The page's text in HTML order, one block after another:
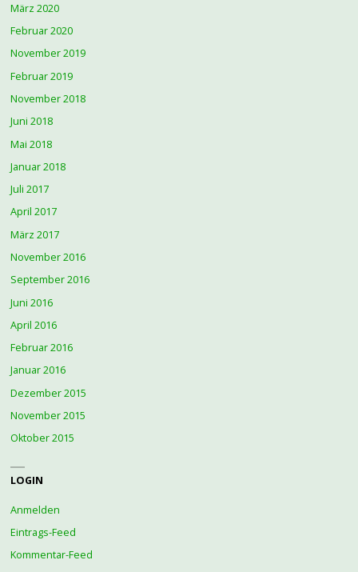
März 2020
Februar 2020
November 2019
Februar 2019
November 2018
Juni 2018
Mai 2018
Januar 2018
Juli 2017
April 2017
März 2017
November 2016
September 2016
Juni 2016
April 2016
Februar 2016
Januar 2016
Dezember 2015
November 2015
Oktober 2015
LOGIN
Anmelden
Eintrags-Feed
Kommentar-Feed